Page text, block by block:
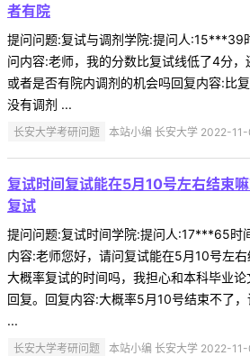
者有院
提问问题:复试与调剂学院:提问人
问内容:老师，我的分数比复试线低了4分，
或者是否有院内调剂的机会吗回复内容:比
没有调剂 ...
长安大学考研问题 本站小编 长安大学 2022-
复试时间复试能在5月10号左右结束
复试
提问问题:复试时间学院:提问人:17***65
内容:老师您好，请问复试能在5月10号左
大概率复试的时间吗，我担心和本科毕业
回复。回复内容:大概率5月10号结束不了
...
长安大学考研问题 本站小编 长安大学 2022-